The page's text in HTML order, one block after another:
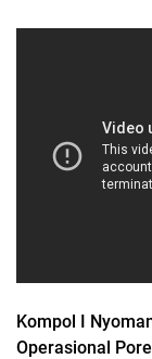
Kompol I
Operasional